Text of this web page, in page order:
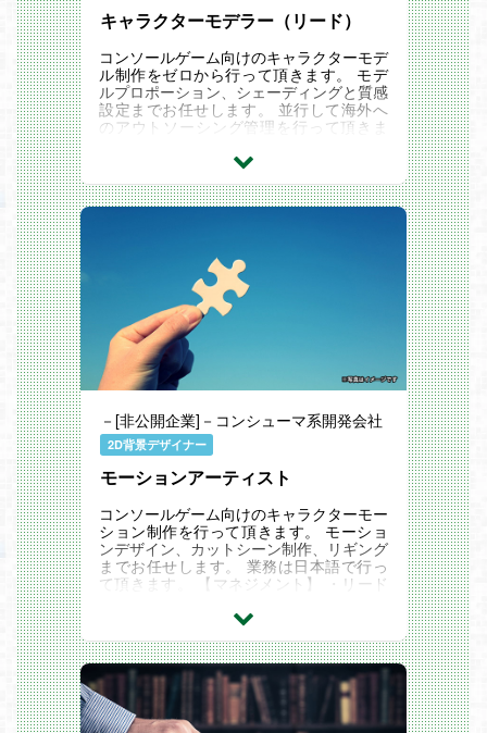
キャラクターモデラー（リード）
コンソールゲーム向けのキャラクターモデ
ル制作をゼロから行って頂きます。 モデ
ルプロポーション、シェーディングと質感
設定までお任せします。 並行して海外へ
のアウトソーシング管理を行って頂きま
－[非公開企業]－コンシューマ系開発会社
2D背景デザイナー
モーションアーティスト
コンソールゲーム向けのキャラクターモー
ション制作を行って頂きます。 モーショ
ンデザイン、カットシーン制作、リギング
までお任せします。 業務は日本語で行っ
て頂きます。 【マネジメント】 ・リード